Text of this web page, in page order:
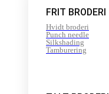
FRIT BRODERI
Hvidt broderi
Punch needle
Silkshading
Tamburering